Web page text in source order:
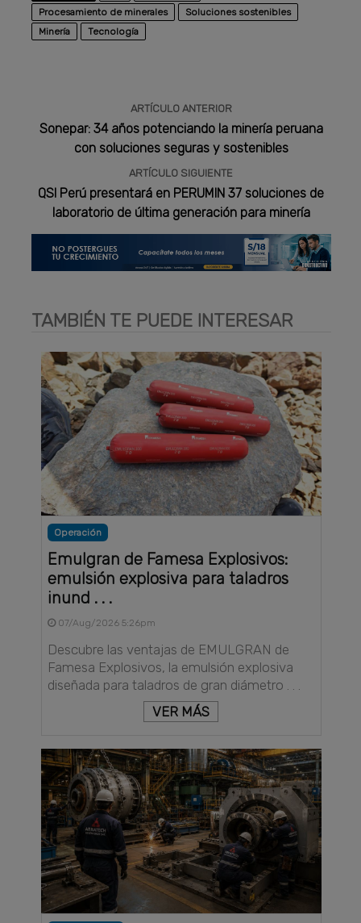
Procesamiento de minerales
Soluciones sostenibles
Minería
Tecnología
ARTÍCULO ANTERIOR
Sonepar: 34 años potenciando la minería peruana
con soluciones seguras y sostenibles
ARTÍCULO SIGUIENTE
QSI Perú presentará en PERUMIN 37 soluciones de
laboratorio de última generación para minería
TAMBIÉN TE PUEDE INTERESAR
Operación
Emulgran de Famesa Explosivos:
emulsión explosiva para taladros
inund . . .
07/Aug/2026 5:26pm
Descubre las ventajas de EMULGRAN de
Famesa Explosivos, la emulsión explosiva
diseñada para taladros de gran diámetro . . .
VER MÁS